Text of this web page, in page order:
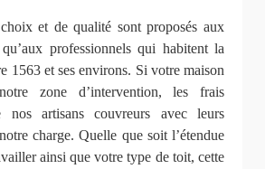
et de qualité sont proposés aux
professionnels qui habitent la
1563 et ses environs. Si votre maison
zone d’intervention, les frais
nos artisans couvreurs avec leurs
charge. Quelle que soit l’étendue
ainsi que votre type de toit, cette